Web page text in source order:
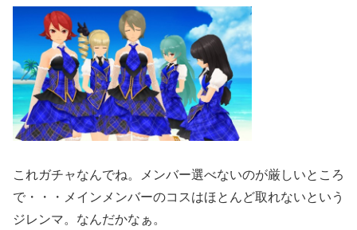
これガチャなんでね。メンバー選べないのが厳しいところ
で・・・メインメンバーのコスはほとんど取れないという
ジレンマ。なんだかなぁ。